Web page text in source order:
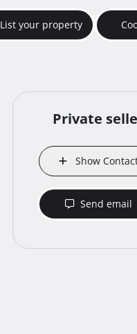
List your property
Private
Show
Send email